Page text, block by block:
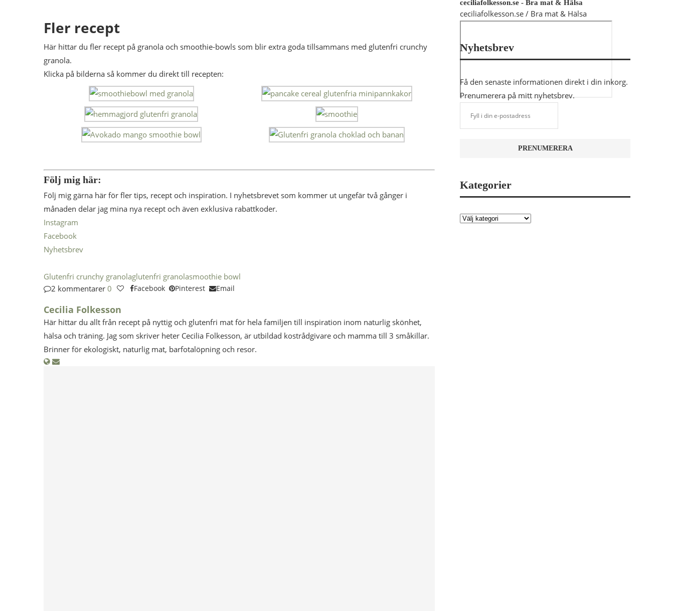
Fler recept
Här hittar du fler recept på granola och smoothie-bowls som blir extra goda tillsammans med glutenfri crunchy
granola.
Klicka på bilderna så kommer du direkt till recepten:
Följ mig här:
Följ mig gärna här för fler tips, recept och inspiration. I nyhetsbrevet som kommer ut ungefär två gånger i
månaden delar jag mina nya recept och även exklusiva rabattkoder.
Instagram
Facebook
Nyhetsbrev
Glutenfri crunchy granolaglutenfri granolasmoothie bowl
2 kommentarer 0 Facebook Pinterest Email
Cecilia Folkesson
Här hittar du allt från recept på nyttig och glutenfri mat för hela familjen till inspiration inom naturlig skönhet,
hälsa och träning. Jag som skriver heter Cecilia Folkesson, är utbildad kostrådgivare och mamma till 3 småkillar.
Brinner för ekologiskt, naturlig mat, barfotalöpning och resor.
ceciliafolkesson.se - Bra mat & Hälsa
ceciliafolkesson.se / Bra mat & Hälsa
Nyhetsbrev
Få den senaste informationen direkt i din inkorg.
Prenumerera på mitt nyhetsbrev.
Kategorier